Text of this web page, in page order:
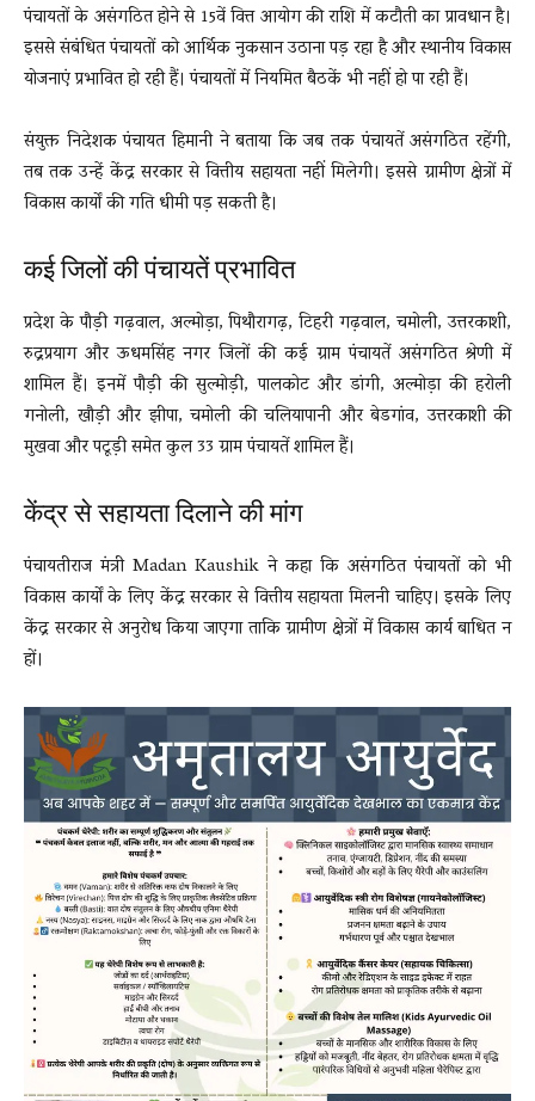
पंचायतों के असंगठित होने से 15वें वित्त आयोग की राशि में कटौती का प्रावधान है।
इससे संबंधित पंचायतों को आर्थिक नुकसान उठाना पड़ रहा है और स्थानीय विकास
योजनाएं प्रभावित हो रही हैं। पंचायतों में नियमित बैठकें भी नहीं हो पा रही हैं।
संयुक्त निदेशक पंचायत हिमानी ने बताया कि जब तक पंचायतें असंगठित रहेंगी,
तब तक उन्हें केंद्र सरकार से वित्तीय सहायता नहीं मिलेगी। इससे ग्रामीण क्षेत्रों में
विकास कार्यों की गति धीमी पड़ सकती है।
कई जिलों की पंचायतें प्रभावित
प्रदेश के पौड़ी गढ़वाल, अल्मोड़ा, पिथौरागढ़, टिहरी गढ़वाल, चमोली, उत्तरकाशी,
रुद्रप्रयाग और ऊधमसिंह नगर जिलों की कई ग्राम पंचायतें असंगठित श्रेणी में
शामिल हैं। इनमें पौड़ी की सुल्मोड़ी, पालकोट और डांगी, अल्मोड़ा की हरोली
गनोली, खौड़ी और झीपा, चमोली की चलियापानी और बेडगांव, उत्तरकाशी की
मुखवा और पटूड़ी समेत कुल 33 ग्राम पंचायतें शामिल हैं।
केंद्र से सहायता दिलाने की मांग
पंचायतीराज मंत्री Madan Kaushik ने कहा कि असंगठित पंचायतों को भी
विकास कार्यों के लिए केंद्र सरकार से वित्तीय सहायता मिलनी चाहिए। इसके लिए
केंद्र सरकार से अनुरोध किया जाएगा ताकि ग्रामीण क्षेत्रों में विकास कार्य बाधित न
हों।